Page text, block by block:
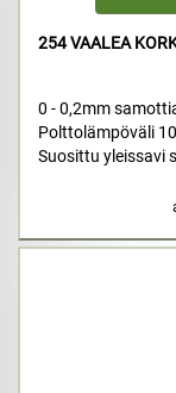
254 VAALEA
0 - 0,2mm
Polttolämpöväli
Suosittu yleissavi